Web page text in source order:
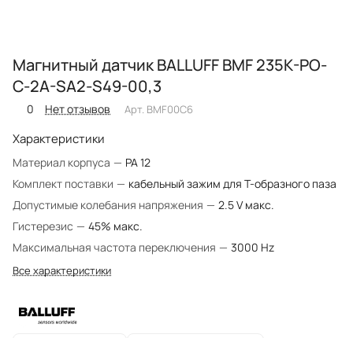
Магнитный датчик BALLUFF BMF 235K-PO-
C-2A-SA2-S49-00,3
0 Нет отзывов Арт. BMF00C6
Характеристики
Материал корпуса — PA 12
Комплект поставки — кабельный зажим для T-образного паза
Допустимые колебания напряжения — 2.5 V макс.
Гистерезис — 45% макс.
Максимальная частота переключения — 3000 Hz
Все характеристики